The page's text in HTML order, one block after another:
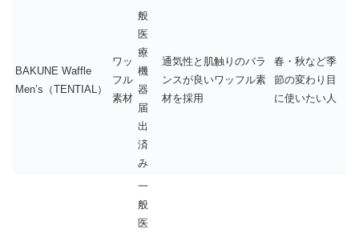
BAKUNE Waffle
Men’s（TENTIAL）
ワッ
フル
素材
般
医
療
機
器
届
出
済
み
通気性と肌触りのバラ
ンスが良いワッフル素
材を採用
春・秋など季
節の変わり目
に使いたい人
一
般
医